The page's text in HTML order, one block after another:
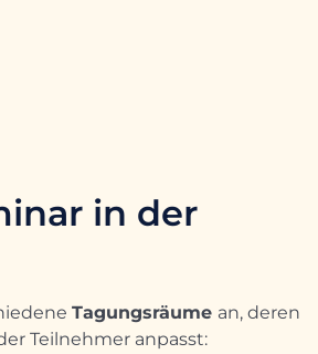
in der
Tagungsräume an, deren
Teilnehmer anpasst: